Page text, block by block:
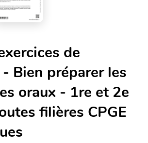
de
Bien préparer les
oraux - 1re et 2e
filières CPGE